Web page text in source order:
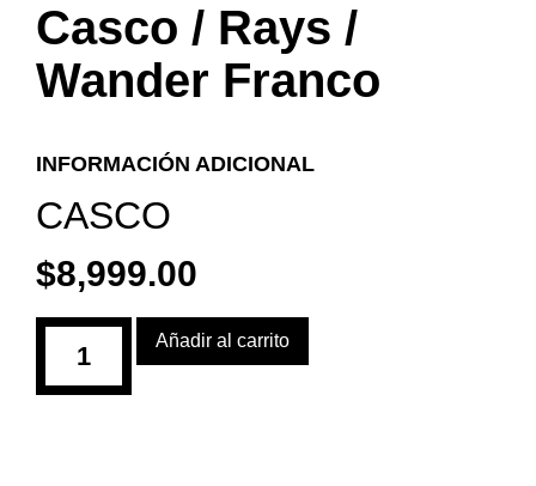
Casco / Rays /
Wander Franco
INFORMACIÓN ADICIONAL
CASCO
$8,999.00
Añadir al carrito